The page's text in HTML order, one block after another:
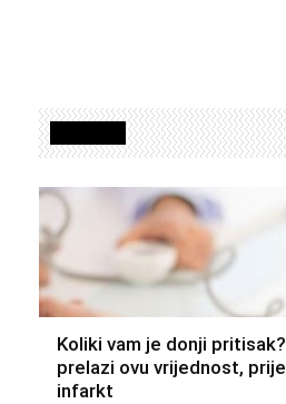
Koliki vam je donji
prelazi ovu vrijednost,
infarkt